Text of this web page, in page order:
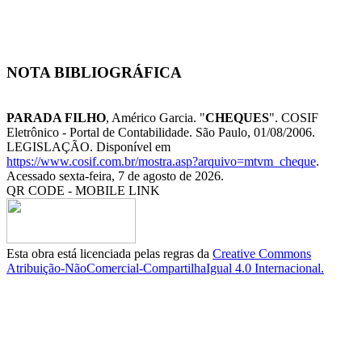
NOTA BIBLIOGRÁFICA
PARADA FILHO, Américo Garcia. "CHEQUES". COSIF
Eletrônico - Portal de Contabilidade. São Paulo, 01/08/2006.
LEGISLAÇÃO. Disponível em
https://www.cosif.com.br/mostra.asp?arquivo=mtvm_cheque.
Acessado sexta-feira, 7 de agosto de 2026.
QR CODE - MOBILE LINK
Esta obra está licenciada pelas regras da Creative Commons
Atribuição-NãoComercial-CompartilhaIgual 4.0 Internacional.